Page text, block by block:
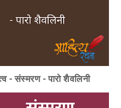
- संस्मरण - पारो शैवलिनी